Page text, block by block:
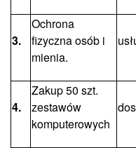
3.
Ochrona
fizyczna osób i
mienia.
4.
Zakup 50 szt.
zestawów
komputerowych